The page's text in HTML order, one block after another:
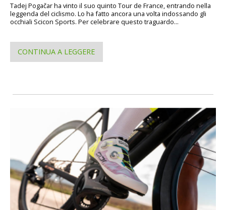
Tadej Pogačar ha vinto il suo quinto Tour de France, entrando nella
leggenda del ciclismo. Lo ha fatto ancora una volta indossando gli
occhiali Scicon Sports. Per celebrare questo traguardo...
CONTINUA A LEGGERE